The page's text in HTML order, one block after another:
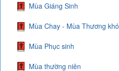
Mùa Giáng Sinh
Mùa Chay - Mùa Thương khó
Mùa Phục sinh
Mùa thường niên